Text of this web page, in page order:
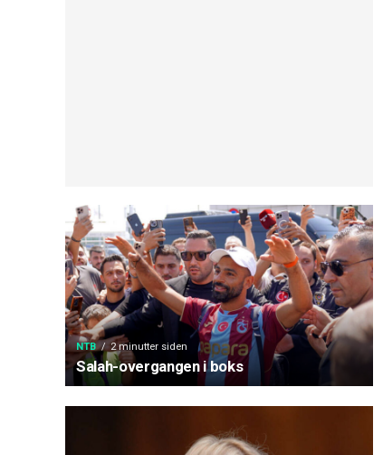
NTB 2 minutter siden
Salah-overgangen i boks